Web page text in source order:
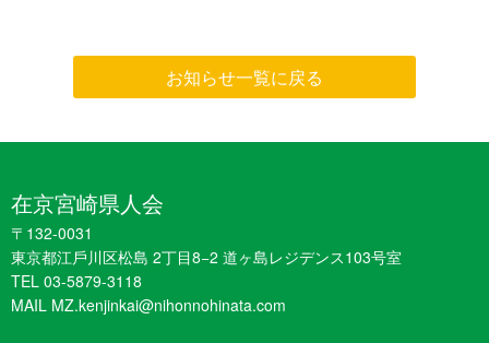
お知らせ一覧に戻る
在京宮崎県人会
〒132-0031
東京都江戶川区松島 2丁目8−2 道ヶ島レジデンス103号室
TEL 03-5879-3118
MAIL MZ.kenjinkai@nihonnohinata.com